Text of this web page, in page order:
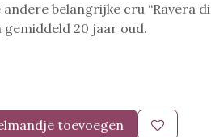
belangrijke cru “Ravera di
20 jaar oud.
toevoegen